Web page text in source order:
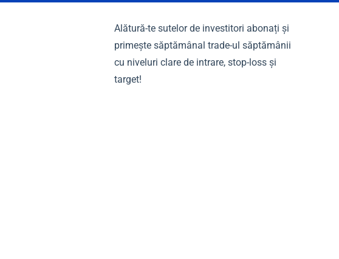
Alătură-te sutelor de investitori abonați și
primește săptămânal trade-ul săptămânii
cu niveluri clare de intrare, stop-loss și
target!